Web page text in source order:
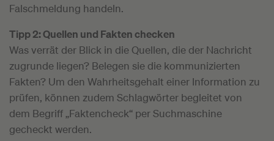
Falschmeldung handeln.
Tipp 2: Quellen und Fakten checken
Was verrät der Blick in die Quellen, die der Nachricht
zugrunde liegen? Belegen sie die kommunizierten
Fakten? Um den Wahrheitsgehalt einer Information zu
prüfen, können zudem Schlagwörter begleitet von
dem Begriff „Faktencheck“ per Suchmaschine
gecheckt werden.